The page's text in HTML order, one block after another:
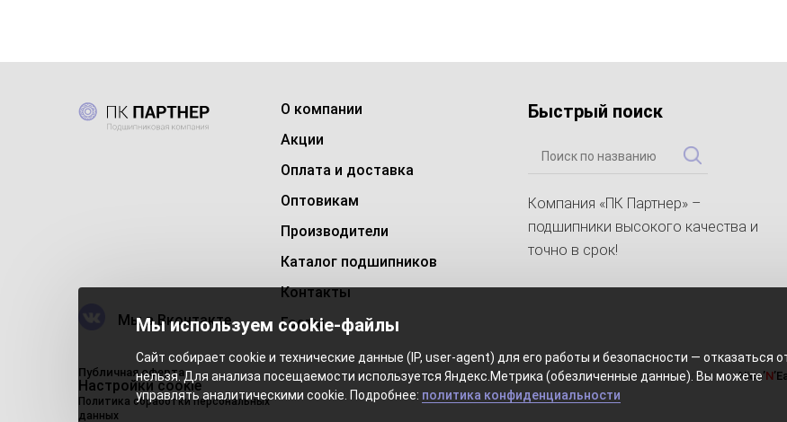
Мы в Вконтакте
О компании
Акции
Оплата и доставка
Оптовикам
Производители
Каталог подшипников
Контакты
Госты
Быстрый поиск
Компания «ПК Партнер» –
подшипники высокого качества и
точно в срок!
Публичная оферта
Настройки cookie
Политика обработки персональных
данных
© 2023 PARTNER. Все права защищены Дизайн и разработкаNice’N
Мы используем cookie-файлы
Сайт собирает cookie и технические данные (IP, user-agent) для его работы и безопасности — отказаться
нельзя. Для анализа посещаемости используется Яндекс.Метрика (обезличенные данные). Вы можете
управлять аналитическими cookie. Подробнее: политика конфиденциальности